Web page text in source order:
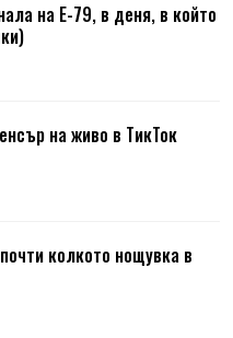
на Е-79, в деня, в който
на живо в ТикТок
колкото нощувка в